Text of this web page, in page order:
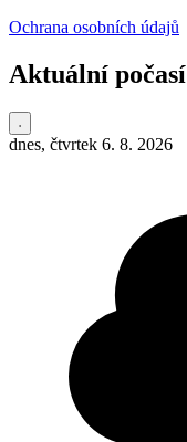
Ochrana osobních údajů
Aktuální počasí
dnes, čtvrtek 6. 8. 2026